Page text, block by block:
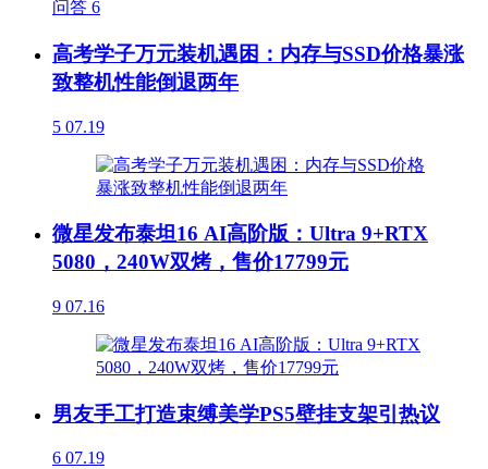
问答 6
高考学子万元装机遇困：内存与SSD价格暴涨
致整机性能倒退两年
5 07.19
微星发布泰坦16 AI高阶版：Ultra 9+RTX
5080，240W双烤，售价17799元
9 07.16
男友手工打造束缚美学PS5壁挂支架引热议
6 07.19